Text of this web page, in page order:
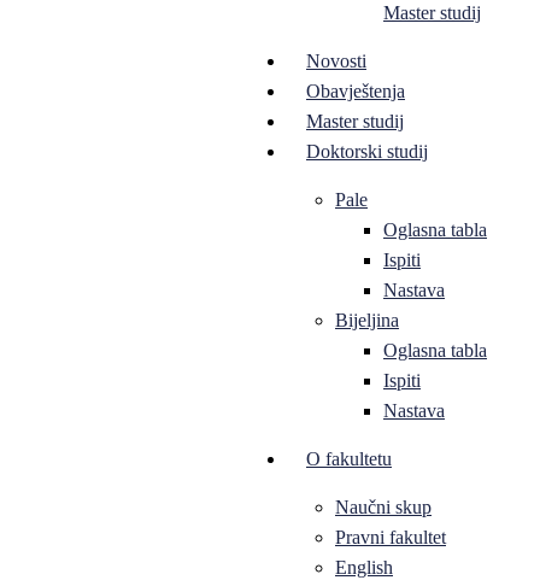
Master studij
Novosti
Obavještenja
Master studij
Doktorski studij
Pale
Oglasna tabla
Ispiti
Nastava
Bijeljina
Oglasna tabla
Ispiti
Nastava
O fakultetu
Naučni skup
Pravni fakultet
English